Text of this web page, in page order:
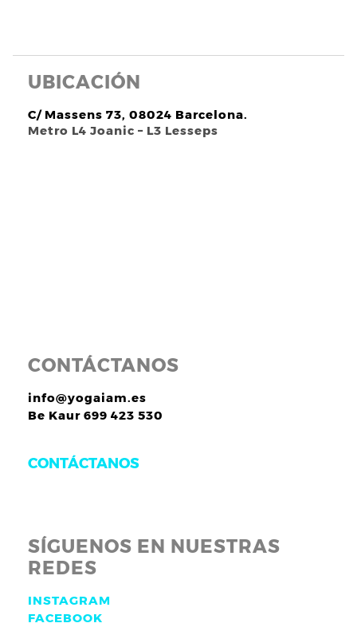
UBICACIÓN
C/ Massens 73, 08024 Barcelona.
Metro L4 Joanic – L3 Lesseps
CONTÁCTANOS
info@yogaiam.es
Be Kaur 699 423 530
CONTÁCTANOS
SÍGUENOS EN NUESTRAS
REDES
INSTAGRAM
FACEBOOK